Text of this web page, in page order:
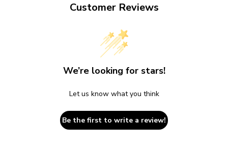
Customer Reviews
We’re looking for stars!
Let us know what you think
Be the first to write a review!